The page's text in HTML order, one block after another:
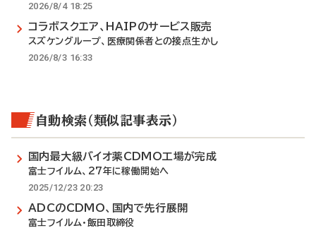
2026/8/4 18:25
コラボスクエア、HAIPのサービス販売
スズケングループ、医療関係者との接点生かし
2026/8/3 16:33
自動検索（類似記事表示）
国内最大級バイオ薬CDMO工場が完成
富士フイルム、27年に稼働開始へ
2025/12/23 20:23
ADCのCDMO、国内で先行展開
富士フイルム・飯田取締役